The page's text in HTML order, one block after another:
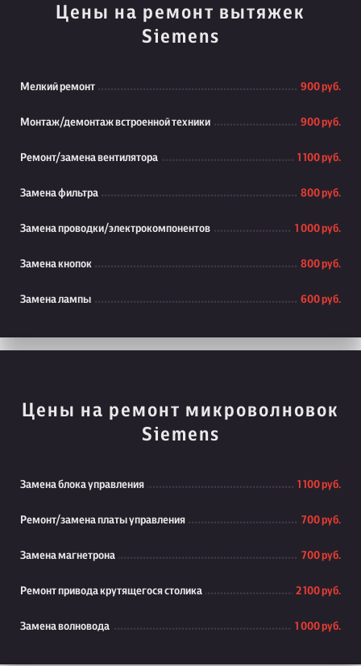
Цены на ремонт вытяжек
Siemens
Мелкий ремонт 900 руб.
Монтаж/демонтаж встроенной техники 900 руб.
Ремонт/замена вентилятора 1 100 руб.
Замена фильтра 800 руб.
Замена проводки/электрокомпонентов 1 000 руб.
Замена кнопок 800 руб.
Замена лампы 600 руб.
Цены на ремонт микроволновок
Siemens
Замена блока управления 1 100 руб.
Ремонт/замена платы управления 700 руб.
Замена магнетрона 700 руб.
Ремонт привода крутящегося столика 2 100 руб.
Замена волновода 1 000 руб.